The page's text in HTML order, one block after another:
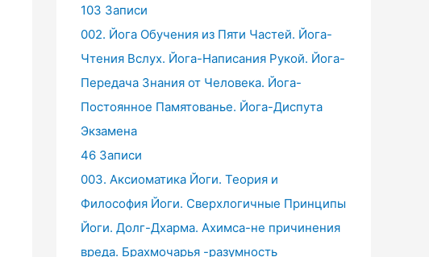
103 Записи
002. Йога Обучения из Пяти Частей. Йога-
Чтения Вслух. Йога-Написания Рукой. Йога-
Передача Знания от Человека. Йога-
Постоянное Памятованье. Йога-Диспута
Экзамена
46 Записи
003. Аксиоматика Йоги. Теория и
Философия Йоги. Сверхлогичные Принципы
Йоги. Долг-Дхарма. Ахимса-не причинения
вреда. Брахмочарья -разумность